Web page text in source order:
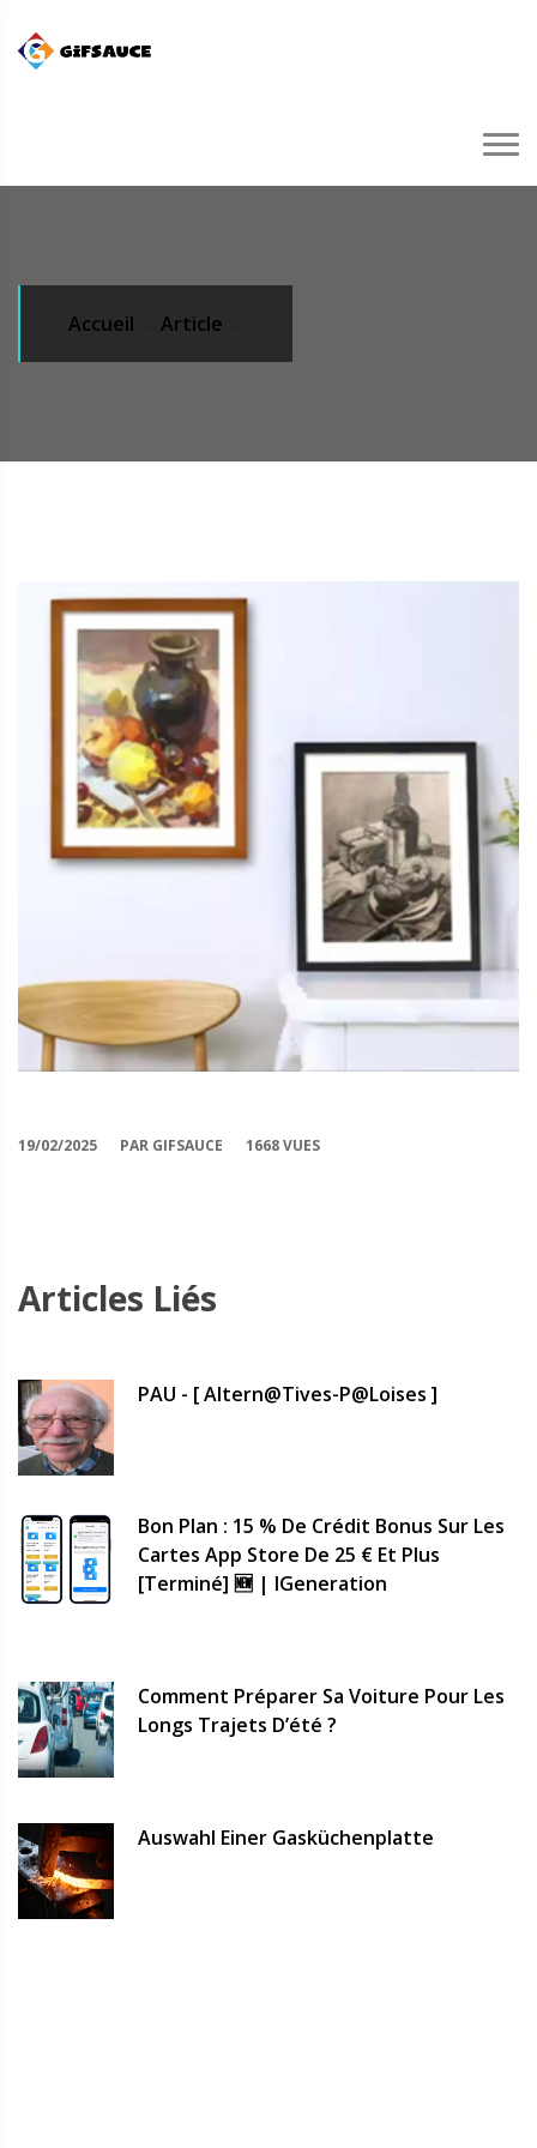
Accueil Article
19/02/2025 PAR GIFSAUCE 1668 VUES
Articles Liés
PAU - [ Altern@tives-P@loises ]
Bon Plan : 15 % De Crédit Bonus Sur Les
Cartes App Store De 25 € Et Plus
[terminé] 🆕 | IGeneration
Comment Préparer Sa Voiture Pour Les
Longs Trajets D’été ?
Auswahl Einer Gasküchenplatte